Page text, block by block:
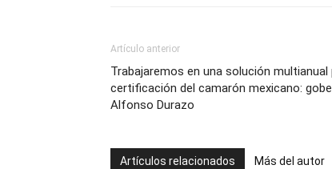
Artículo anterior
Trabajaremos en una solución multianual
certificación del camarón mexicano:
Alfonso Durazo
Artículos relacionados Más del autor